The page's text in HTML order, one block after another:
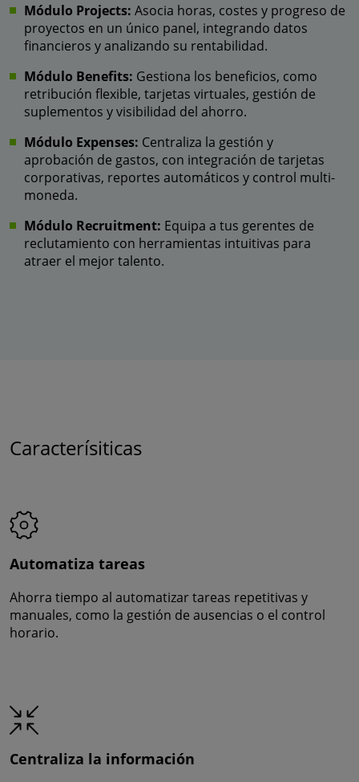
Módulo Projects: Asocia horas, costes y progreso de
proyectos en un único panel, integrando datos
financieros y analizando su rentabilidad.
Módulo Benefits: Gestiona los beneficios, como
retribución flexible, tarjetas virtuales, gestión de
suplementos y visibilidad del ahorro.
Módulo Expenses: Centraliza la gestión y
aprobación de gastos, con integración de tarjetas
corporativas, reportes automáticos y control multi-
moneda.
Módulo Recruitment: Equipa a tus gerentes de
reclutamiento con herramientas intuitivas para
atraer el mejor talento.
Caracterísiticas
Automatiza tareas
Ahorra tiempo al automatizar tareas repetitivas y
manuales, como la gestión de ausencias o el control
horario.
Centraliza la información